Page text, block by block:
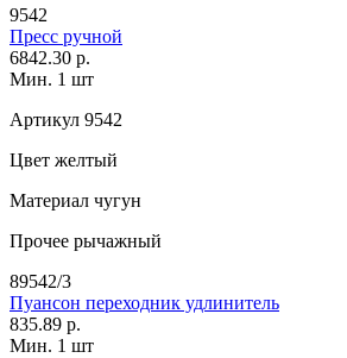
9542
Пресс ручной
6842.30 р.
Мин. 1 шт
Артикул 9542
Цвет желтый
Материал чугун
Прочее рычажный
89542/3
Пуансон переходник удлинитель
835.89 р.
Мин. 1 шт